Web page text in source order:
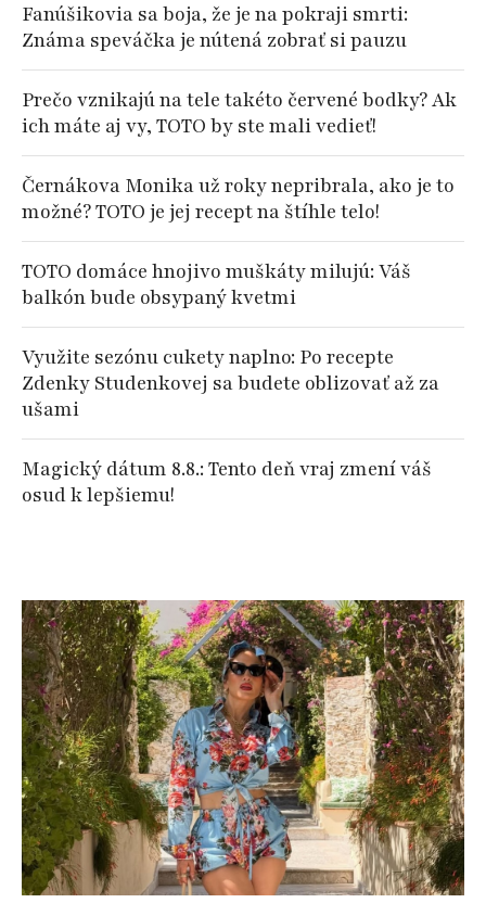
Fanúšikovia sa boja, že je na pokraji smrti:
Známa speváčka je nútená zobrať si pauzu
Prečo vznikajú na tele takéto červené bodky? Ak
ich máte aj vy, TOTO by ste mali vedieť!
Černákova Monika už roky nepribrala, ako je to
možné? TOTO je jej recept na štíhle telo!
TOTO domáce hnojivo muškáty milujú: Váš
balkón bude obsypaný kvetmi
Využite sezónu cukety naplno: Po recepte
Zdenky Studenkovej sa budete oblizovať až za
ušami
Magický dátum 8.8.: Tento deň vraj zmení váš
osud k lepšiemu!